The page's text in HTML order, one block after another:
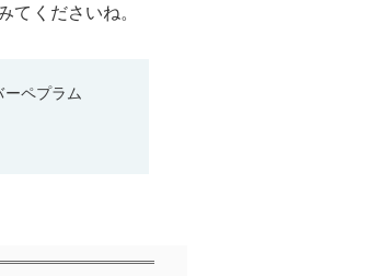
くださいね。
ペプラム